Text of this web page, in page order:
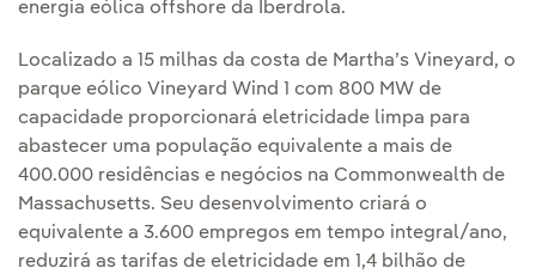
energia eólica offshore da Iberdrola.
Localizado a 15 milhas da costa de Martha’s Vineyard, o
parque eólico Vineyard Wind 1 com 800 MW de
capacidade proporcionará eletricidade limpa para
abastecer uma população equivalente a mais de
400.000 residências e negócios na Commonwealth de
Massachusetts. Seu desenvolvimento criará o
equivalente a 3.600 empregos em tempo integral/ano,
reduzirá as tarifas de eletricidade em 1,4 bilhão de